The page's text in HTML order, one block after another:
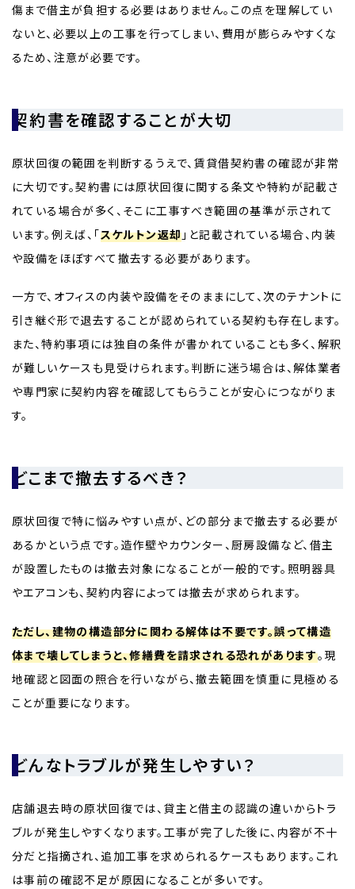
傷まで借主が負担する必要はありません。この点を理解してい
ないと、必要以上の工事を行ってしまい、費用が膨らみやすくな
るため、注意が必要です。
契約書を確認することが大切
原状回復の範囲を判断するうえで、賃貸借契約書の確認が非常
に大切です。契約書には原状回復に関する条文や特約が記載さ
れている場合が多く、そこに工事すべき範囲の基準が示されて
います。例えば、「スケルトン返却 」と記載されている場合、内装
や設備をほぼすべて撤去する必要があります。
一方で、オフィスの内装や設備をそのままにして、次のテナントに
引き継ぐ形で退去することが認められている契約も存在します。
また、特約事項には独自の条件が書かれていることも多く、解釈
が難しいケースも見受けられます。判断に迷う場合は、解体業者
や専門家に契約内容を確認してもらうことが安心につながりま
す。
どこまで撤去するべき？
原状回復で特に悩みやすい点が、どの部分まで撤去する必要が
あるかという点です。造作壁やカウンター、厨房設備など、借主
が設置したものは撤去対象になることが一般的です。照明器具
やエアコンも、契約内容によっては撤去が求められます。
ただし、建物の構造部分に関わる解体は不要です。誤って構造
体まで壊してしまうと、修繕費を請求される恐れがあります。現
地確認と図面の照合を行いながら、撤去範囲を慎重に見極める
ことが重要になります。
どんなトラブルが発生しやすい？
店舗退去時の原状回復では、貸主と借主の認識の違いからトラ
ブルが発生しやすくなります。工事が完了した後に、内容が不十
分だと指摘され、追加工事を求められるケースもあります。これ
は事前の確認不足が原因になることが多いです。